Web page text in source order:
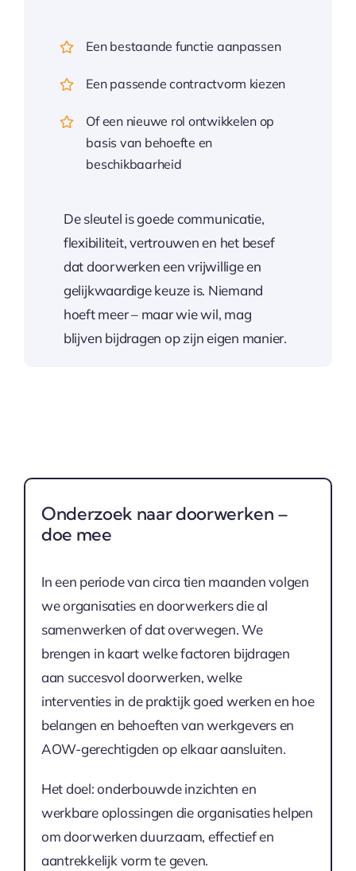
Een bestaande functie aanpassen
Een passende contractvorm kiezen
Of een nieuwe rol ontwikkelen op
basis van behoefte en
beschikbaarheid
De sleutel is goede communicatie,
flexibiliteit, vertrouwen en het besef
dat doorwerken een vrijwillige en
gelijkwaardige keuze is. Niemand
hoeft meer – maar wie wil, mag
blijven bijdragen op zijn eigen manier.
Onderzoek naar doorwerken –
doe mee
In een periode van circa tien maanden volgen
we organisaties en doorwerkers die al
samenwerken of dat overwegen. We
brengen in kaart welke factoren bijdragen
aan succesvol doorwerken, welke
interventies in de praktijk goed werken en hoe
belangen en behoeften van werkgevers en
AOW-gerechtigden op elkaar aansluiten.
Het doel: onderbouwde inzichten en
werkbare oplossingen die organisaties helpen
om doorwerken duurzaam, effectief en
aantrekkelijk vorm te geven.